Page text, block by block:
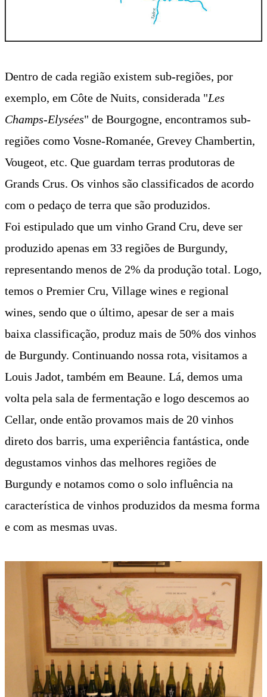
Dentro de cada região existem sub-regiões, por
exemplo, em Côte de Nuits, considerada "Les
Champs-Elysées" de Bourgogne, encontramos sub-
regiões como Vosne-Romanée, Grevey Chambertin,
Vougeot, etc. Que guardam terras produtoras de
Grands Crus. Os vinhos são classificados de acordo
com o pedaço de terra que são produzidos.
Foi estipulado que um vinho Grand Cru, deve ser
produzido apenas em 33 regiões de Burgundy,
representando menos de 2% da produção total. Logo,
temos o Premier Cru, Village wines e regional
wines, sendo que o último, apesar de ser a mais
baixa classificação, produz mais de 50% dos vinhos
de Burgundy. Continuando nossa rota, visitamos a
Louis Jadot, também em Beaune. Lá, demos uma
volta pela sala de fermentação e logo descemos ao
Cellar, onde então provamos mais de 20 vinhos
direto dos barris, uma experiência fantástica, onde
degustamos vinhos das melhores regiões de
Burgundy e notamos como o solo influência na
característica de vinhos produzidos da mesma forma
e com as mesmas uvas.